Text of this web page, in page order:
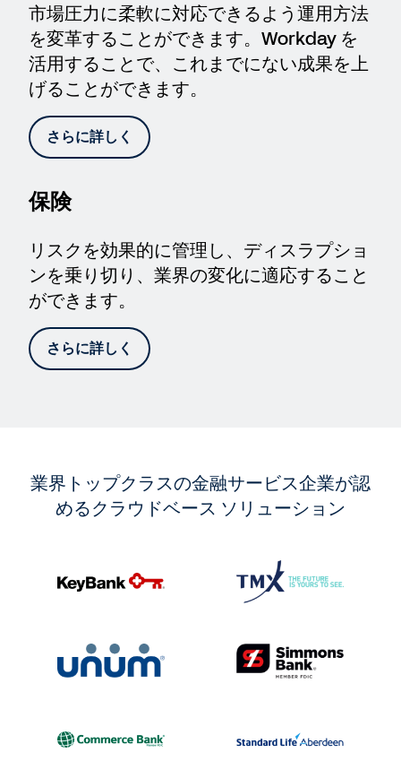
市場圧力に柔軟に対応できるよう運用方法
を変革することができます。Workday を
活用することで、これまでにない成果を上
げることができます。
さらに詳しく
保険
リスクを効果的に管理し、ディスラプショ
ンを乗り切り、業界の変化に適応すること
ができます。
さらに詳しく
業界トップクラスの金融サービス企業が認
めるクラウドベース ソリューション